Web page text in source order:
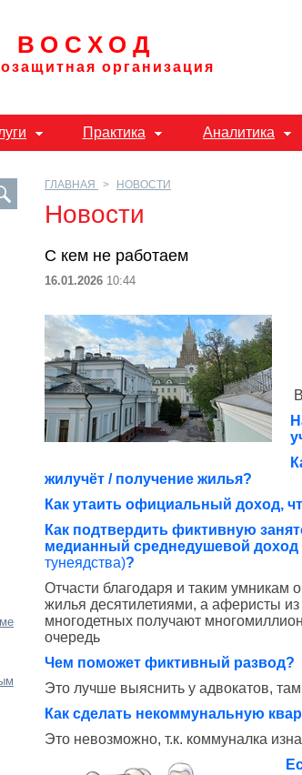
ВОСХОД
организация
Практика Аналитика
ГЛАВНАЯ НОВОСТИ
Новости
С кем не работаем
16.01.2026 10:44
жилучёт / получение жилья?
Как утаить официальный доход,
Как подтвердить фиктивную
медианный среднедушевой доход
тунеядства)?
Отчасти благодаря и таким умникам
жилья десятилетиями, а аферисты
многодетных получают
очередь
Чем поможет фиктивный развод?
Это лучше выяснить у адвокатов,
Как сделать некоммунальную
Это невозможно, т.к. коммуналка